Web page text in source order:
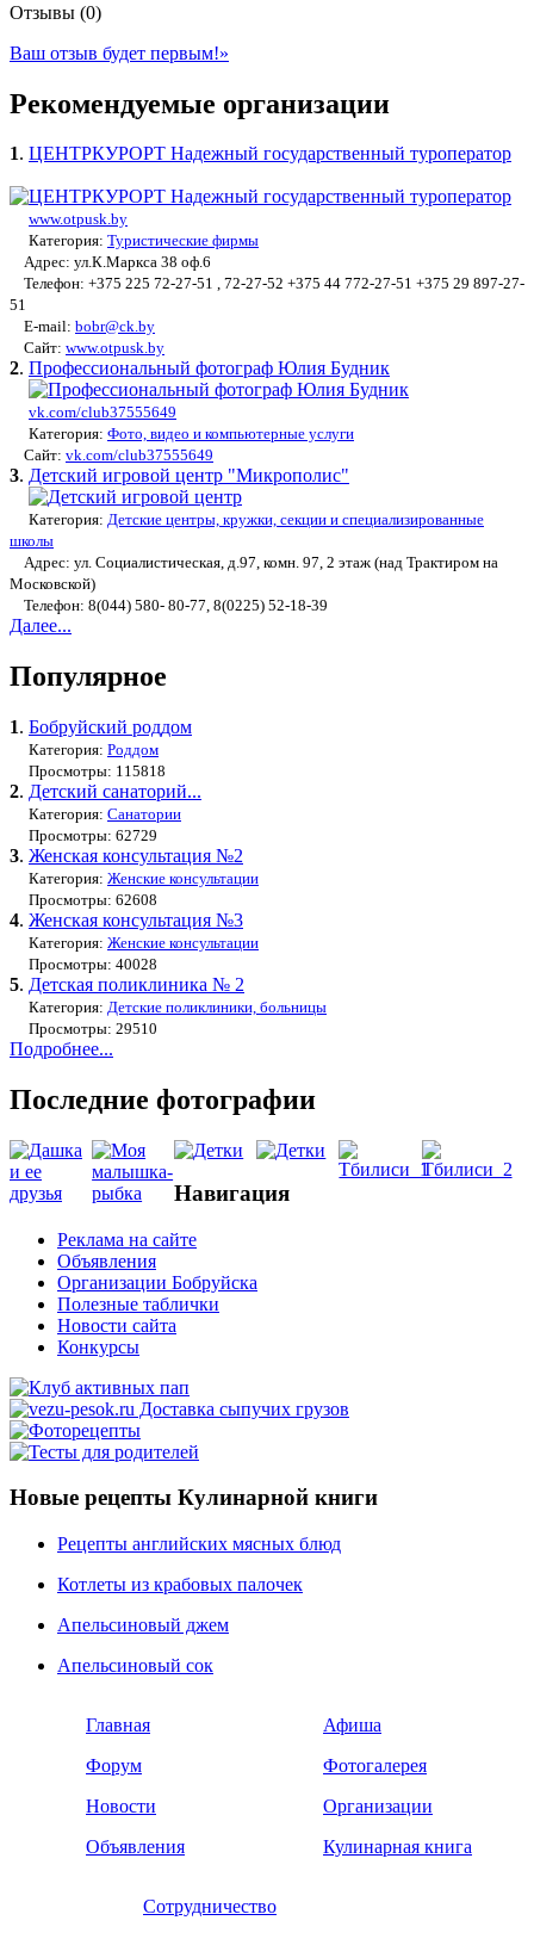
Отзывы (0)
Ваш отзыв будет первым!»
Рекомендуемые организации
1. ЦЕНТРКУРОРТ Надежный государственный туроператор
www.otpusk.by
Категория: Туристические фирмы
Адрес: ул.К.Маркса 38 оф.6
Телефон: +375 225 72-27-51 , 72-27-52 +375 44 772-27-51 +375 29 897-27-
51
E-mail: bobr@ck.by
Сайт: www.otpusk.by
2. Профессиональный фотограф Юлия Будник
vk.com/club37555649
Категория: Фото, видео и компьютерные услуги
Сайт: vk.com/club37555649
3. Детский игровой центр "Микрополис"
Категория: Детские центры, кружки, секции и специализированные
школы
Адрес: ул. Социалистическая, д.97, комн. 97, 2 этаж (над Трактиром на
Московской)
Телефон: 8(044) 580- 80-77, 8(0225) 52-18-39
Далее...
Популярное
1. Бобруйский роддом
Категория: Роддом
Просмотры: 115818
2. Детский санаторий...
Категория: Санатории
Просмотры: 62729
3. Женская консультация №2
Категория: Женские консультации
Просмотры: 62608
4. Женская консультация №3
Категория: Женские консультации
Просмотры: 40028
5. Детская поликлиника № 2
Категория: Детские поликлиники, больницы
Просмотры: 29510
Подробнее...
Последние фотографии
Навигация
Реклама на сайте
Объявления
Организации Бобруйска
Полезные таблички
Новости сайта
Конкурсы
Новые рецепты Кулинарной книги
Рецепты английских мясных блюд
Котлеты из крабовых палочек
Апельсиновый джем
Апельсиновый сок
Главная
Форум
Новости
Объявления
Афиша
Фотогалерея
Организации
Кулинарная книга
Сотрудничество